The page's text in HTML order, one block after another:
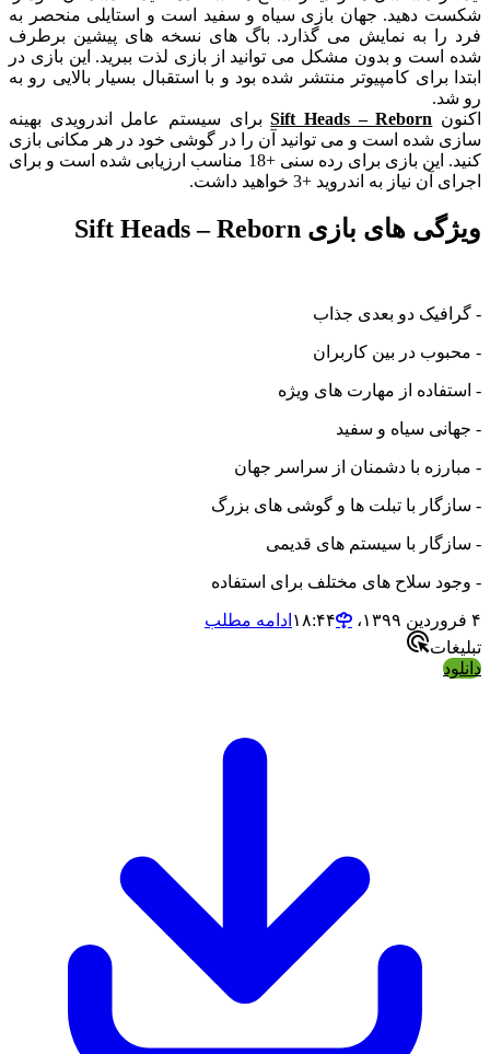
شکست دهید. جهان بازی سیاه و سفید است و استایلی منحصر به
فرد را به نمایش می گذارد. باگ های نسخه های پیشین برطرف
شده است و بدون مشکل می توانید از بازی لذت ببرید. این بازی در
ابتدا برای کامپیوتر منتشر شده بود و با استقبال بسیار بالایی رو به
رو شد.
اکنون Sift Heads – Rebornبرای سیستم عامل اندرویدی بهینه
سازی شده است و می توانید آن را در گوشی خود در هر مکانی بازی
کنید. این بازی برای رده سنی +18 مناسب ارزیابی شده است و برای
اجرای آن نیاز به اندروید +3 خواهید داشت.
ویژگی های بازی Sift Heads – Reborn
- گرافیک دو بعدی جذاب
- محبوب در بین کاربران
- استفاده از مهارت های ویژه
- جهانی سیاه و سفید
- مبارزه با دشمنان از سراسر جهان
- سازگار با تبلت ها و گوشی های بزرگ
- سازگار با سیستم های قدیمی
- وجود سلاح های مختلف برای استفاده
۴ فروردین ۱۳۹۹،‏ ۱۸:۴۴
ادامه مطلب
تبلیغات
دانلود